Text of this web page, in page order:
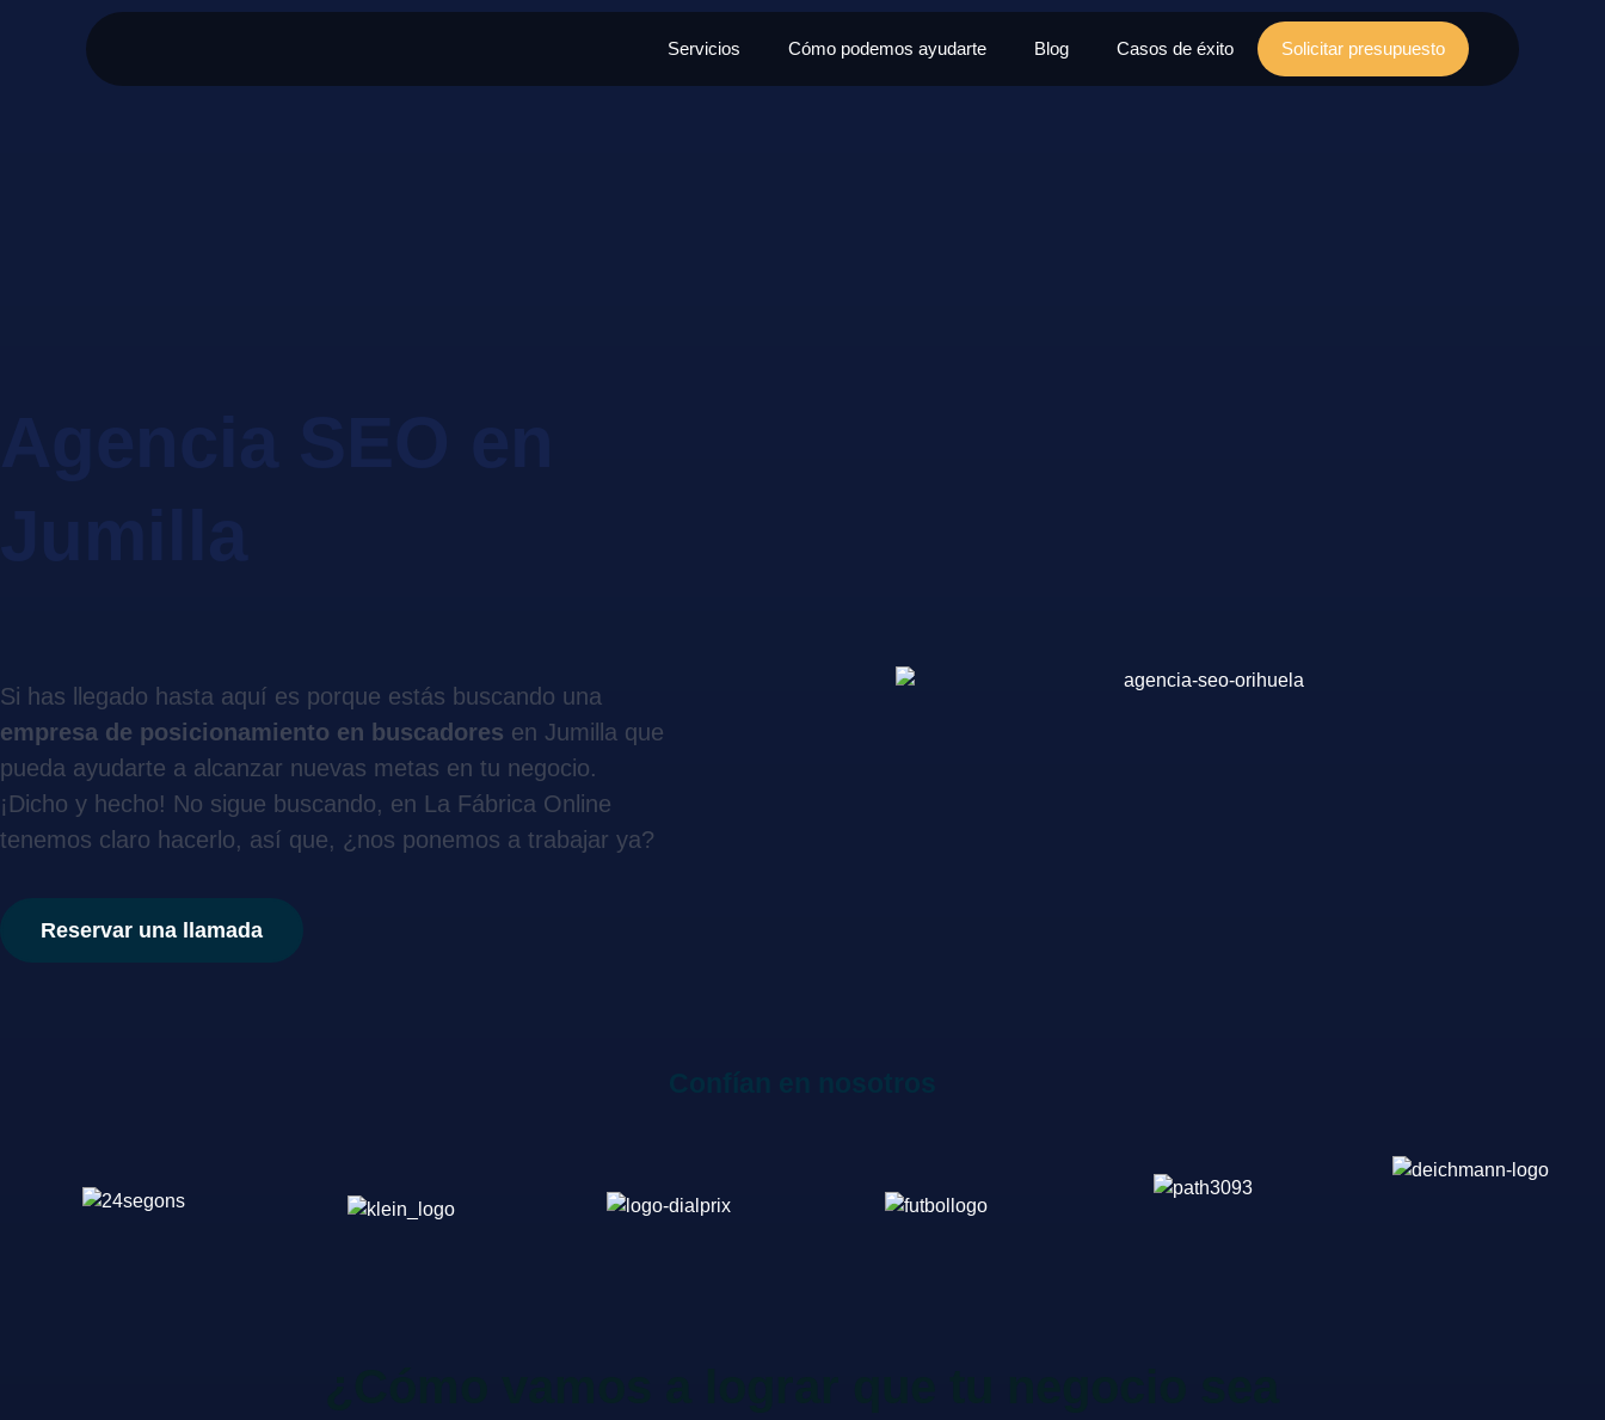
Servicios Cómo podemos ayudarte Blog Casos de éxito Solicitar presupuesto
Si has llegado hasta aquí es porque estás buscando una
empresa de posicionamiento en buscadores en Jumilla que
pueda ayudarte a alcanzar nuevas metas en tu negocio.
¡Dicho y hecho! No sigue buscando, en La Fábrica Online
tenemos claro hacerlo, así que, ¿nos ponemos a trabajar ya?
Reservar una llamada